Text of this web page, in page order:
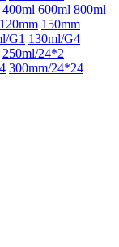
400ml 600ml 800ml
120mm 150mm
G1 130ml/G4
250ml/24*2
300mm/24*24